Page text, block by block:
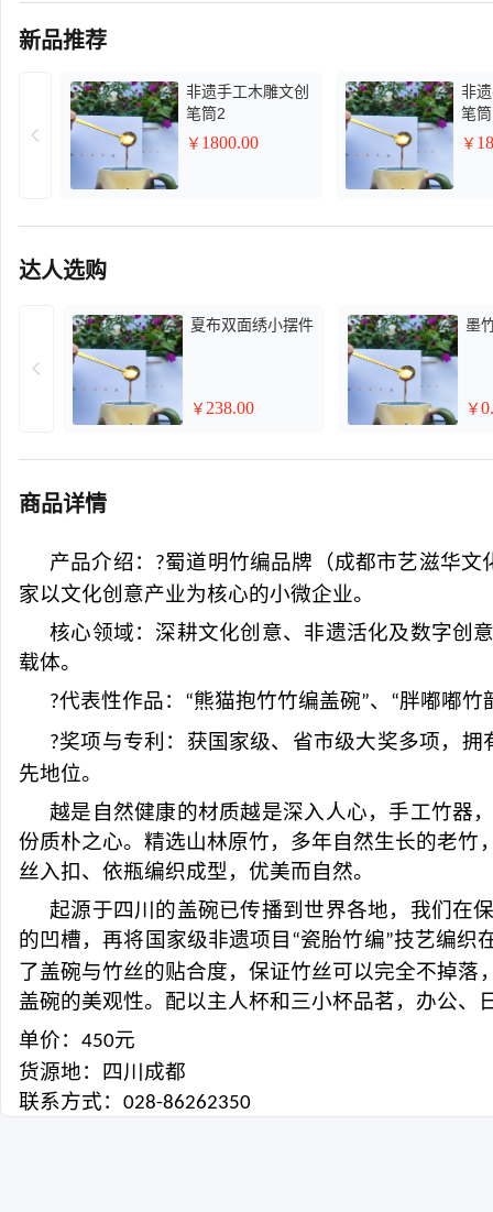
新品推荐
非遗手工木雕文创
笔筒2
￥ 1800.00
非
笔
￥
达人选购
夏布双面绣小摆件
￥ 238.00
墨
￥
商品详情
产品介绍： ?蜀道明竹编品牌（成都市艺滋华文
家以文化创意产业为核心的小微企业。
核心领域：深耕文化创意、非遗活化及数字创
载体。
?代表性作品： “熊猫抱竹竹编盖碗”、 “胖嘟嘟竹
?奖项与专利：获国家级、省市级大奖多项，拥
先地位。
越是自然健康的材质越是深入人心，手工竹器
份质朴之心。精选山林原竹，多年自然生长的老
丝入扣、依瓶编织成型，优美而自然。
起源于四川的盖碗已传播到世界各地，我们在
的凹槽，再将国家级非遗项目 “瓷胎竹编”技艺编织
了盖碗与竹丝的贴合度，保证竹丝可以完全不掉
盖碗的美观性。配以主人杯和三小杯品茗，办公、
单价： 450元
货源地：四川成都
联系方式： 028-86262350